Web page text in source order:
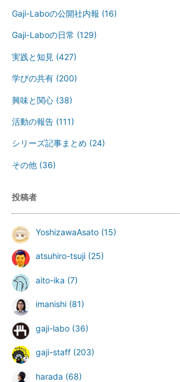
Gaji-Laboの公開社内報 (16)
Gaji-Laboの日常 (129)
実践と知見 (427)
学びの共有 (200)
興味と関心 (38)
活動の報告 (111)
シリーズ記事まとめ (24)
その他 (36)
投稿者
YoshizawaAsato (15)
atsuhiro-tsuji (25)
aito-ika (7)
imanishi (81)
gaji-labo (36)
gaji-staff (203)
harada (68)